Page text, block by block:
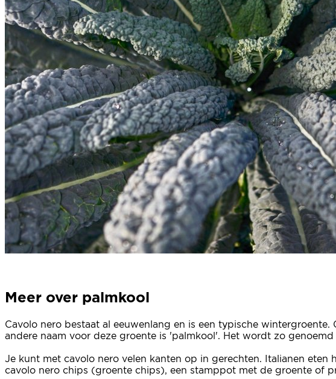
Meer over palmkool
Cavolo nero bestaat al eeuwenlang en is een typische
andere naam voor deze groente is 'palmkool'. Het wordt zo
Je kunt met cavolo nero velen kanten op in gerechten. Italianen
cavolo nero chips (groente chips), een stamppot met de groente of